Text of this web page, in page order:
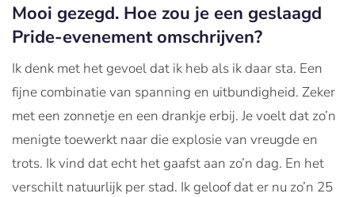
Mooi gezegd. Hoe zou je een geslaagd
Pride-evenement omschrijven?
Ik denk met het gevoel dat ik heb als ik daar sta. Een
fijne combinatie van spanning en uitbundigheid. Zeker
met een zonnetje en een drankje erbij. Je voelt dat zo’n
menigte toewerkt naar die explosie van vreugde en
trots. Ik vind dat echt het gaafst aan zo’n dag. En het
verschilt natuurlijk per stad. Ik geloof dat er nu zo’n 25